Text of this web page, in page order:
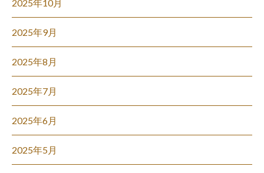
2025年10月
2025年9月
2025年8月
2025年7月
2025年6月
2025年5月